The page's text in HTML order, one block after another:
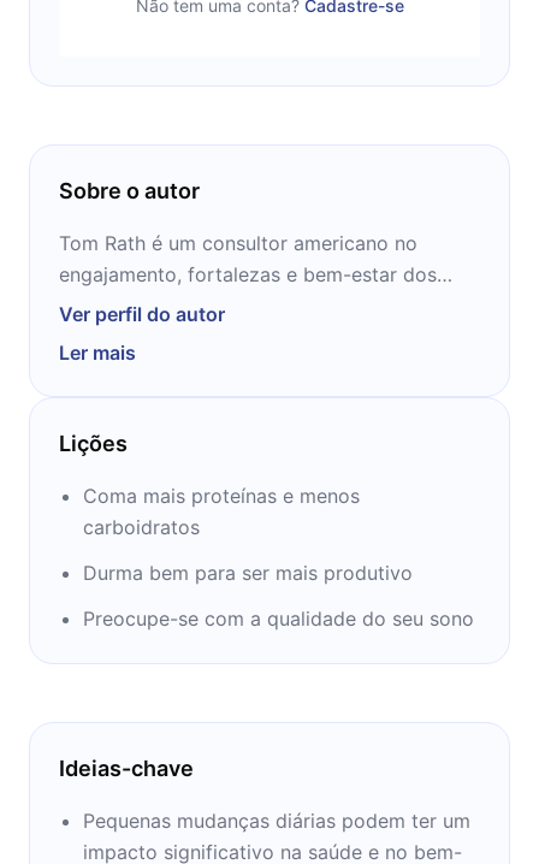
Não tem uma conta? Cadastre-se
Sobre o autor
Tom Rath é um consultor americano no
engajamento, fortalezas e bem-estar dos
funcionários, e autor. Ele é mais conhecido
pontos fortes e o bem-estar e a síntese dos
resultados da pesquisa em uma série de
livros mais vendidos. Seus livros venderam
mais de 5 milhões de cópias e foram
traduzidos para dezesseis línguas. Rath
detém um B.A. em Psicologia da Universidade
Universidade da Pensilvânia.
de câncer da BVS e é professor convidado
Ver perfil do autor
Ler mais
Lições
Coma mais proteínas e menos
carboidratos
Durma bem para ser mais produtivo
Preocupe-se com a qualidade do seu sono
Ideias-chave
Pequenas mudanças diárias podem ter um
impacto significativo na saúde e no bem-